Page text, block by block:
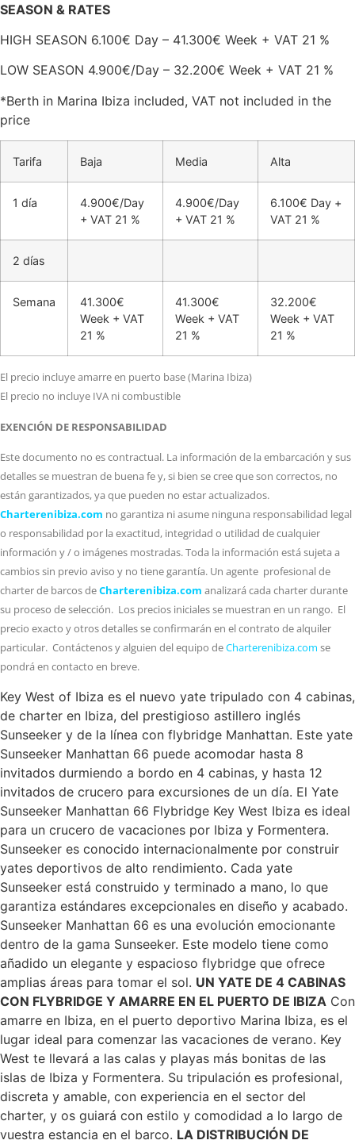
SEASON & RATES
HIGH SEASON 6.100€ Day – 41.300€ Week + VAT 21 %
LOW SEASON 4.900€/Day – 32.200€ Week + VAT 21 %
*Berth in Marina Ibiza included, VAT not included in the
price
Tarifa Baja Media Alta
1 día
4.900€/Day
+ VAT 21 %
4.900€/Day
+ VAT 21 %
6.100€ Day +
VAT 21 %
2 días
Semana
41.300€
Week + VAT
21 %
41.300€
Week + VAT
21 %
32.200€
Week + VAT
21 %
El precio incluye amarre en puerto base (Marina Ibiza)
El precio no incluye IVA ni combustible
EXENCIÓN DE RESPONSABILIDAD
Este documento no es contractual. La información de la embarcación y sus
detalles se muestran de buena fe y, si bien se cree que son correctos, no
están garantizados, ya que pueden no estar actualizados.
Charterenibiza.com no garantiza ni asume ninguna responsabilidad legal
o responsabilidad por la exactitud, integridad o utilidad de cualquier
información y / o imágenes mostradas. Toda la información está sujeta a
cambios sin previo aviso y no tiene garantía. Un agente profesional de
charter de barcos deCharterenibiza.com analizará cada charter durante
su proceso de selección. Los precios iniciales se muestran en un rango. El
precio exacto y otros detalles se confirmarán en el contrato de alquiler
particular. Contáctenos y alguien del equipo deCharterenibiza.com se
pondrá en contacto en breve.
Key West of Ibiza es el nuevo yate tripulado con 4 cabinas,
de charter en Ibiza, del prestigioso astillero inglés
Sunseeker y de la línea con flybridge Manhattan. Este yate
Sunseeker Manhattan 66 puede acomodar hasta 8
invitados durmiendo a bordo en 4 cabinas, y hasta 12
invitados de crucero para excursiones de un día. El Yate
Sunseeker Manhattan 66 Flybridge Key West Ibiza es ideal
para un crucero de vacaciones por Ibiza y Formentera.
Sunseeker es conocido internacionalmente por construir
yates deportivos de alto rendimiento. Cada yate
Sunseeker está construido y terminado a mano, lo que
garantiza estándares excepcionales en diseño y acabado.
Sunseeker Manhattan 66 es una evolución emocionante
dentro de la gama Sunseeker. Este modelo tiene como
añadido un elegante y espacioso flybridge que ofrece
amplias áreas para tomar el sol. UN YATE DE 4 CABINAS
CON FLYBRIDGE Y AMARRE EN EL PUERTO DE IBIZA Con
amarre en Ibiza, en el puerto deportivo Marina Ibiza, es el
lugar ideal para comenzar las vacaciones de verano. Key
West te llevará a las calas y playas más bonitas de las
islas de Ibiza y Formentera. Su tripulación es profesional,
discreta y amable, con experiencia en el sector del
charter, y os guiará con estilo y comodidad a lo largo de
vuestra estancia en el barco. LA DISTRIBUCIÓN DE